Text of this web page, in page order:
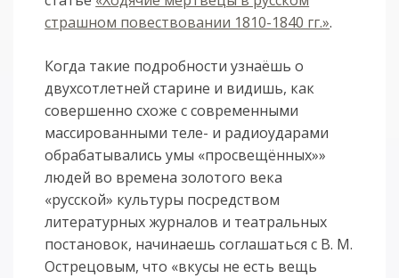
страшном повествовании 1810-1840 гг.».
Когда такие подробности узнаёшь о
двухсотлетней старине и видишь, как
совершенно схоже с современными
массированными теле- и радиоударами
обрабатывались умы «просвещённых»»
людей во времена золотого века
«русской» культуры посредством
литературных журналов и театральных
постановок, начинаешь соглашаться с В. М.
Острецовым, что «вкусы не есть вещь